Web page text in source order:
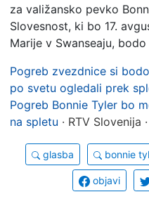
za valižansko pevko
Slovesnost, ki bo 17.
Marije v Swanseaju,
Pogreb zvezdnice si
po svetu ogledali prek
Pogreb Bonnie Tyler bo
na spletu · RTV Slovenija
glasba bonnie
objavi